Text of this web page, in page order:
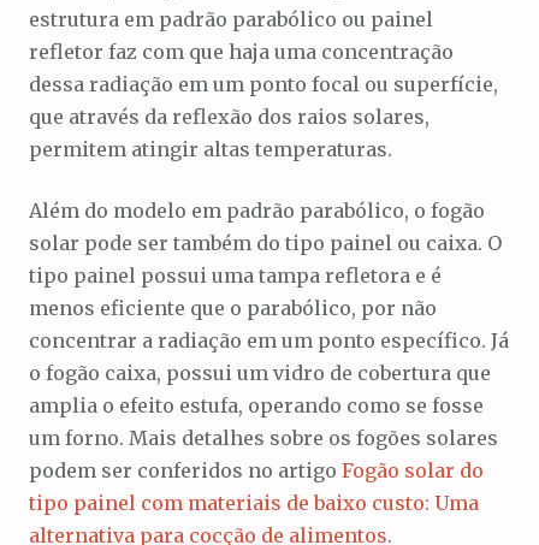
estrutura em padrão parabólico ou painel
refletor faz com que haja uma concentração
dessa radiação em um ponto focal ou superfície,
que através da reflexão dos raios solares,
permitem atingir altas temperaturas.
Além do modelo em padrão parabólico, o fogão
solar pode ser também do tipo painel ou caixa. O
tipo painel possui uma tampa refletora e é
menos eficiente que o parabólico, por não
concentrar a radiação em um ponto específico. Já
o fogão caixa, possui um vidro de cobertura que
amplia o efeito estufa, operando como se fosse
um forno. Mais detalhes sobre os fogões solares
podem ser conferidos no artigo Fogão solar do
tipo painel com materiais de baixo custo: Uma
alternativa para cocção de alimentos.